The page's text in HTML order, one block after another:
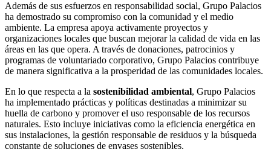
Además de sus esfuerzos en responsabilidad social, Grupo Palacios
ha demostrado su compromiso con la comunidad y el medio
ambiente. La empresa apoya activamente proyectos y
organizaciones locales que buscan mejorar la calidad de vida en las
áreas en las que opera. A través de donaciones, patrocinios y
programas de voluntariado corporativo, Grupo Palacios contribuye
de manera significativa a la prosperidad de las comunidades locales.
En lo que respecta a la sostenibilidad ambiental, Grupo Palacios
ha implementado prácticas y políticas destinadas a minimizar su
huella de carbono y promover el uso responsable de los recursos
naturales. Esto incluye iniciativas como la eficiencia energética en
sus instalaciones, la gestión responsable de residuos y la búsqueda
constante de soluciones de envases sostenibles.